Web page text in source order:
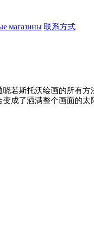
магазины 联系方式
若斯托沃绘画的所有
成了洒满整个画面的